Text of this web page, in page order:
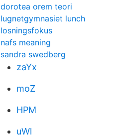
dorotea orem teori
lugnetgymnasiet lunch
losningsfokus
nafs meaning
sandra swedberg
zaYx
moZ
HPM
uWl